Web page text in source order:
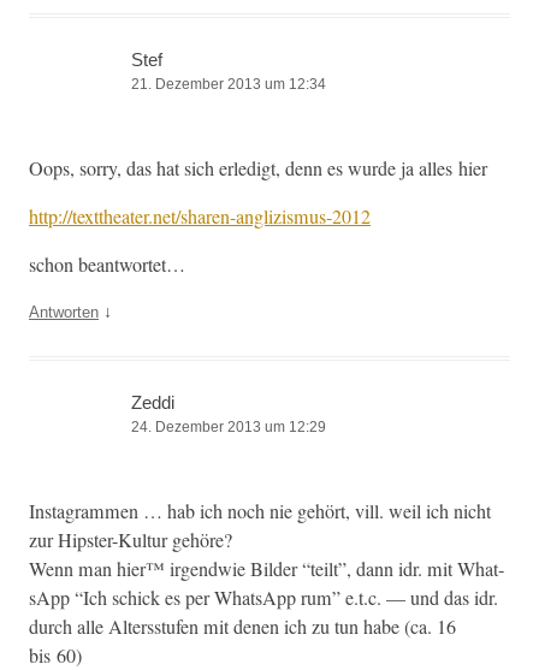
Stef
21. Dezember 2013 um 12:34
Oops, sor­ry, das hat sich erledigt, denn es wurde ja alles hier
http://texttheater.net/sharen-anglizismus-2012
schon beant­wortet…
Antworten ↓
Zeddi
24. Dezember 2013 um 12:29
Insta­gram­men … hab ich noch nie gehört, vill. weil ich nicht
zur Hip­ster-Kul­tur gehöre?
Wenn man hier™ irgend­wie Bilder “teilt”, dann idr. mit What­
sApp “Ich schick es per What­sApp rum” e.t.c. — und das idr.
durch alle Altersstufen mit denen ich zu tun habe (ca. 16
bis 60)